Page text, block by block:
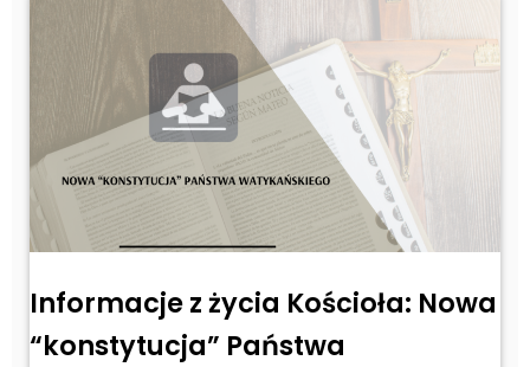
Informacje z życia Kościoła: Nowa
“konstytucja” Państwa